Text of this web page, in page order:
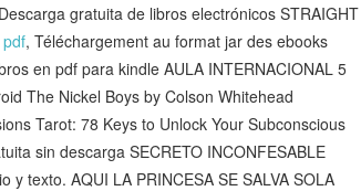
gratuita de libros electrónicos STRAIGHT
, Téléchargement au format jar des ebooks
en pdf para kindle AULA INTERNACIONAL 5
The Nickel Boys by Colson Whitehead
Tarot: 78 Keys to Unlock Your Subconscious
sin descarga SECRETO INCONFESABLE
y texto. AQUI LA PRINCESA SE SALVA SOLA